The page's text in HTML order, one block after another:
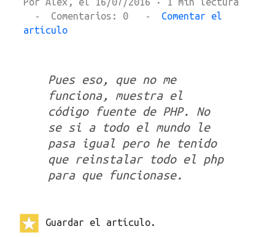
- Comentarios: 0 - Comentar el
artículo
Pues eso, que no me
funciona, muestra el
código fuente de PHP. No
se si a todo el mundo le
pasa igual pero he tenido
que reinstalar todo el php
para que funcionase.
Guardar el artículo.